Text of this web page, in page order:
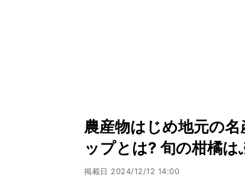
農産物はじめ地元の
ップとは? 旬の柑橘
掲載日 2024/12/12 14:00